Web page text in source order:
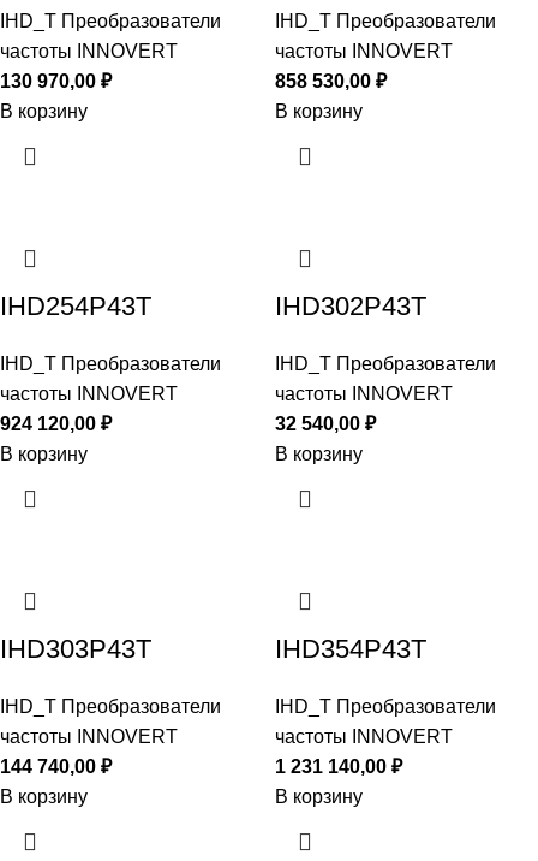
IHD_T Преобразователи
частоты INNOVERT
130 970,00 ₽
В корзину
IHD_T Преобразователи
частоты INNOVERT
858 530,00 ₽
В корзину
IHD254P43T
IHD_T Преобразователи
частоты INNOVERT
924 120,00 ₽
В корзину
IHD302P43T
IHD_T Преобразователи
частоты INNOVERT
32 540,00 ₽
В корзину
IHD303P43T
IHD_T Преобразователи
частоты INNOVERT
144 740,00 ₽
В корзину
IHD354P43T
IHD_T Преобразователи
частоты INNOVERT
1 231 140,00 ₽
В корзину